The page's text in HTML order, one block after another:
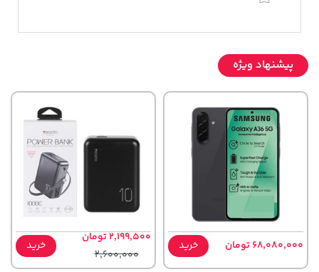
پیشنهاد ویژه
68,080,000 تومان خرید
2,199,500 تومان
2,600,000
خرید